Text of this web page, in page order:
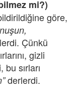
mi?)
göre,
Çünkü
gizli
sırları
derlerdi.